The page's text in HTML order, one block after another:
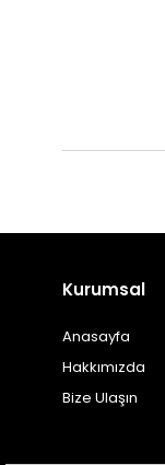
Kurumsal
Anasayfa
Hakkımızda
Bize Ulaşın